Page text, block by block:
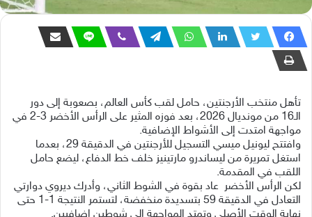
تأهل منتخب الأرجنتين، حامل لقب كأس العالم، بصعوبة إلى دور
الـ16 من مونديال 2026، بعد فوزه المثير على الرأس الأخضر 3-2 في
مواجهة امتدت إلى الأشواط الإضافية.
وافتتح ليونيل ميسي التسجيل للأرجنتين في الدقيقة 29، بعدما
استغل تمريرة من ليساندرو مارتينيز خلف خط الدفاع، ليضع حامل
اللقب في المقدمة.
لكن الرأس الأخضر عاد بقوة في الشوط الثاني، وأدرك ديروي دوارتي
التعادل في الدقيقة 59 بتسديدة منخفضة، لتستمر النتيجة 1-1 حتى